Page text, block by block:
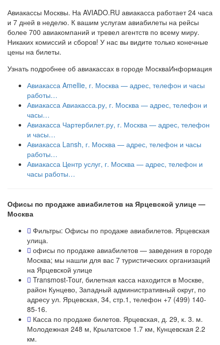
Авиакассы Москвы. На AVIADO.RU авиакасса работает 24 часа
и 7 дней в неделю. К вашим услугам авиабилеты на рейсы
более 700 авиакомпаний и тревел агентств по всему миру.
Никаких комиссий и сборов! У нас вы видите только конечные
цены на билеты.
Узнать подробнее об авиакассах в городе МоскваИнформация
Авиакасса Amellie, г. Москва — адрес, телефон и часы
работы…
Авиакасса Авиакасса.ру, г. Москва — адрес, телефон и
часы…
Авиакасса Чартербилет.ру, г. Москва — адрес, телефон
и часы…
Авиакасса Lansh, г. Москва — адрес, телефон и часы
работы…
Авиакасса Центр услуг, г. Москва — адрес, телефон и
часы работы…
Офисы по продаже авиабилетов на Ярцевской улице —
Москва
Фильтры: Офисы по продаже авиабилетов. Ярцевская
улица.
офисы по продаже авиабилетов — заведения в городе
Москва; мы нашли для вас 7 туристических организаций
на Ярцевской улице
Transmost-Tour, билетная касса находится в Москве,
район Кунцево, Западный административный округ, по
адресу ул. Ярцевская, 34, стр.1, телефон +7 (499) 140-
85-16.
Касса по продаже билетов. Ярцевская, д. 29, к. 3. м.
Молодежная 248 м, Крылатское 1.7 км, Кунцевская 2.2
км.